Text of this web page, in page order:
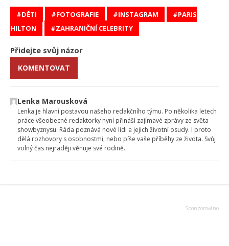
DĚTI FOTOGRAFIE INSTAGRAM
PARIS
HILTON
ZAHRANIČNÍ CELEBRITY
Přidejte svůj názor
KOMENTOVAT
Lenka Marousková
Lenka je hlavní postavou našeho redakčního týmu. Po několika letech
práce všeobecné redaktorky nyní přináší zajímavé zprávy ze světa
showbyznysu. Ráda poznává nové lidi a jejich životní osudy. I proto
dělá rozhovory s osobnostmi, nebo píše vaše příběhy ze života. Svůj
volný čas nejraději věnuje své rodině.